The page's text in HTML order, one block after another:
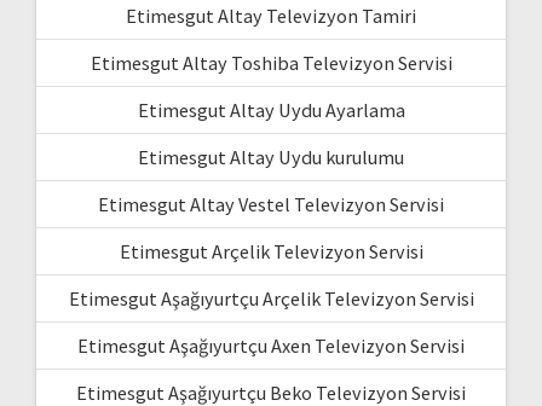
Etimesgut Altay Televizyon Tamiri
Etimesgut Altay Toshiba Televizyon Servisi
Etimesgut Altay Uydu Ayarlama
Etimesgut Altay Uydu kurulumu
Etimesgut Altay Vestel Televizyon Servisi
Etimesgut Arçelik Televizyon Servisi
Etimesgut Aşağıyurtçu Arçelik Televizyon Servisi
Etimesgut Aşağıyurtçu Axen Televizyon Servisi
Etimesgut Aşağıyurtçu Beko Televizyon Servisi